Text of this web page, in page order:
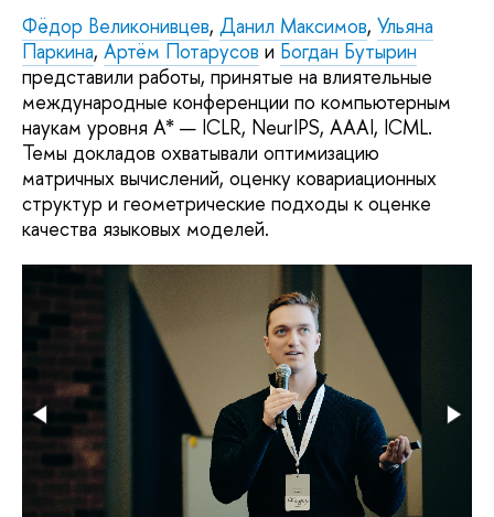
Фёдор Великонивцев, Данил Максимов, Ульяна
Паркина, Артём Потарусов и Богдан Бутырин
представили работы, принятые на влиятельные
международные конференции по компьютерным
наукам уровня A* — ICLR, NeurIPS, AAAI, ICML.
Темы докладов охватывали оптимизацию
матричных вычислений, оценку ковариационных
структур и геометрические подходы к оценке
качества языковых моделей.